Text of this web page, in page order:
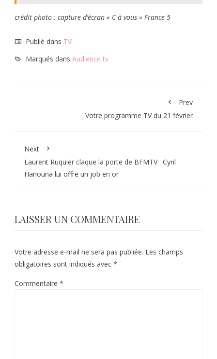
crédit photo : capture d’écran « C à vous » France 5
Publié dans TV
Marqués dans Audience tv
Prev
Votre programme TV du 21 février
Next
Laurent Ruquier claque la porte de BFMTV : Cyril
Hanouna lui offre un job en or
LAISSER UN COMMENTAIRE
Votre adresse e-mail ne sera pas publiée. Les champs
obligatoires sont indiqués avec *
Commentaire *